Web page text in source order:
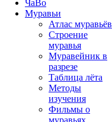
ЧаВо
Муравьи
Атлас муравьёв
Строение
муравья
Муравейник в
разрезе
Таблица лёта
Методы
изучения
Фильмы о
муравьях